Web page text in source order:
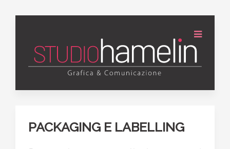
PACKAGING E LABELLING